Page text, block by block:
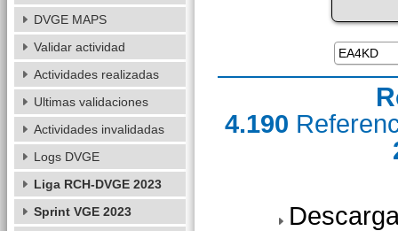
4.190
DVGE MAPS
Validar actividad
Actividades realizadas
Ultimas validaciones
Actividades invalidadas
Logs DVGE
Liga RCH-DVGE 2023
Sprint VGE 2023